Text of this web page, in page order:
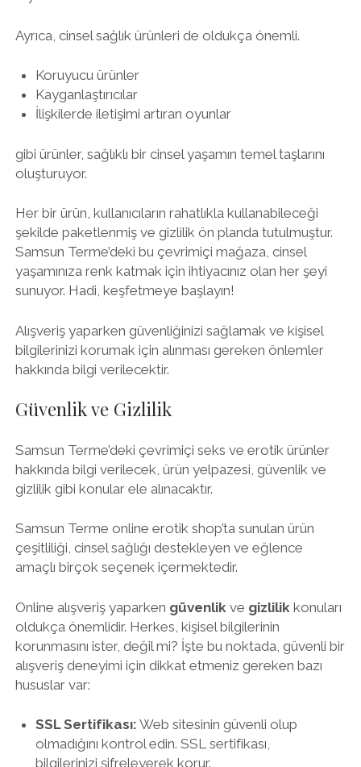
Ayrıca, cinsel sağlık ürünleri de oldukça önemli.
Koruyucu ürünler
Kayganlaştırıcılar
İlişkilerde iletişimi artıran oyunlar
gibi ürünler, sağlıklı bir cinsel yaşamın temel taşlarını
oluşturuyor.
Her bir ürün, kullanıcıların rahatlıkla kullanabileceği
şekilde paketlenmiş ve gizlilik ön planda tutulmuştur.
Samsun Terme’deki bu çevrimiçi mağaza, cinsel
yaşamınıza renk katmak için ihtiyacınız olan her şeyi
sunuyor. Hadi, keşfetmeye başlayın!
Alışveriş yaparken güvenliğinizi sağlamak ve kişisel
bilgilerinizi korumak için alınması gereken önlemler
hakkında bilgi verilecektir.
Güvenlik ve Gizlilik
Samsun Terme’deki çevrimiçi seks ve erotik ürünler
hakkında bilgi verilecek, ürün yelpazesi, güvenlik ve
gizlilik gibi konular ele alınacaktır.
Samsun Terme online erotik shop’ta sunulan ürün
çeşitliliği, cinsel sağlığı destekleyen ve eğlence
amaçlı birçok seçenek içermektedir.
Online alışveriş yaparken güvenlik ve gizlilik konuları
oldukça önemlidir. Herkes, kişisel bilgilerinin
korunmasını ister, değil mi? İşte bu noktada, güvenli bir
alışveriş deneyimi için dikkat etmeniz gereken bazı
hususlar var:
SSL Sertifikası: Web sitesinin güvenli olup
olmadığını kontrol edin. SSL sertifikası,
bilgilerinizi şifreleyerek korur.